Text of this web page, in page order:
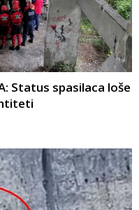
Status spasilaca loše